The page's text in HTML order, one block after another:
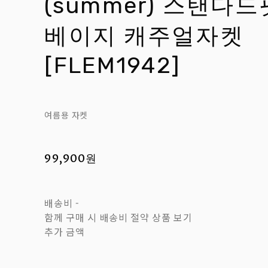
(summer) 스탠다드
베이지 캐주얼자켓
[FLEM1942]
여름용 자켓
99,900원
배송비 -
함께 구매 시 배송비 절약 상품 보기
추가 금액